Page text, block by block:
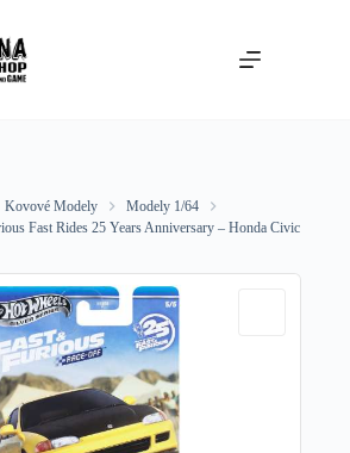
Kovové Modely
Modely 1/64
Fast Rides 25 Years Anniversary – Honda Civic